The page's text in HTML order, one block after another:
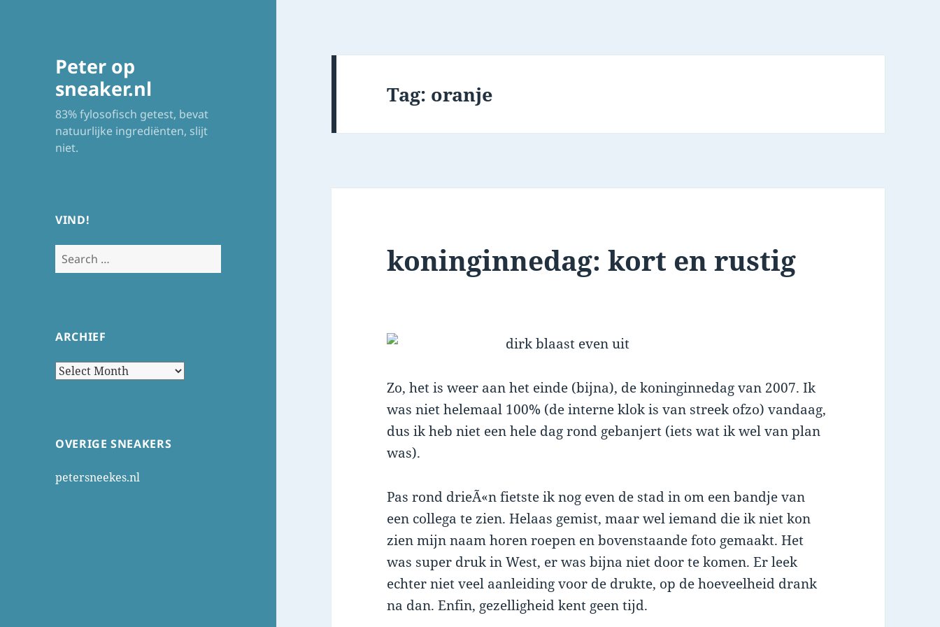
Peter op
sneaker.nl
83% fylosofisch getest, bevat
natuurlijke ingrediënten, slijt
niet.
VIND!
Search
for:
ARCHIEF
Archief
OVERIGE SNEAKERS
petersneekes.nl
Tag: oranje
koninginnedag: kort en rustig
Zo, het is weer aan het einde (bijna), de koninginnedag van 2007. Ik
was niet helemaal 100% (de interne klok is van streek ofzo) vandaag,
dus ik heb niet een hele dag rond gebanjert (iets wat ik wel van plan
was).
Pas rond drieÃ«n fietste ik nog even de stad in om een bandje van
een collega te zien. Helaas gemist, maar wel iemand die ik niet kon
zien mijn naam horen roepen en bovenstaande foto gemaakt. Het
was super druk in West, er was bijna niet door te komen. Er leek
echter niet veel aanleiding voor de drukte, op de hoeveelheid drank
na dan. Enfin, gezelligheid kent geen tijd.